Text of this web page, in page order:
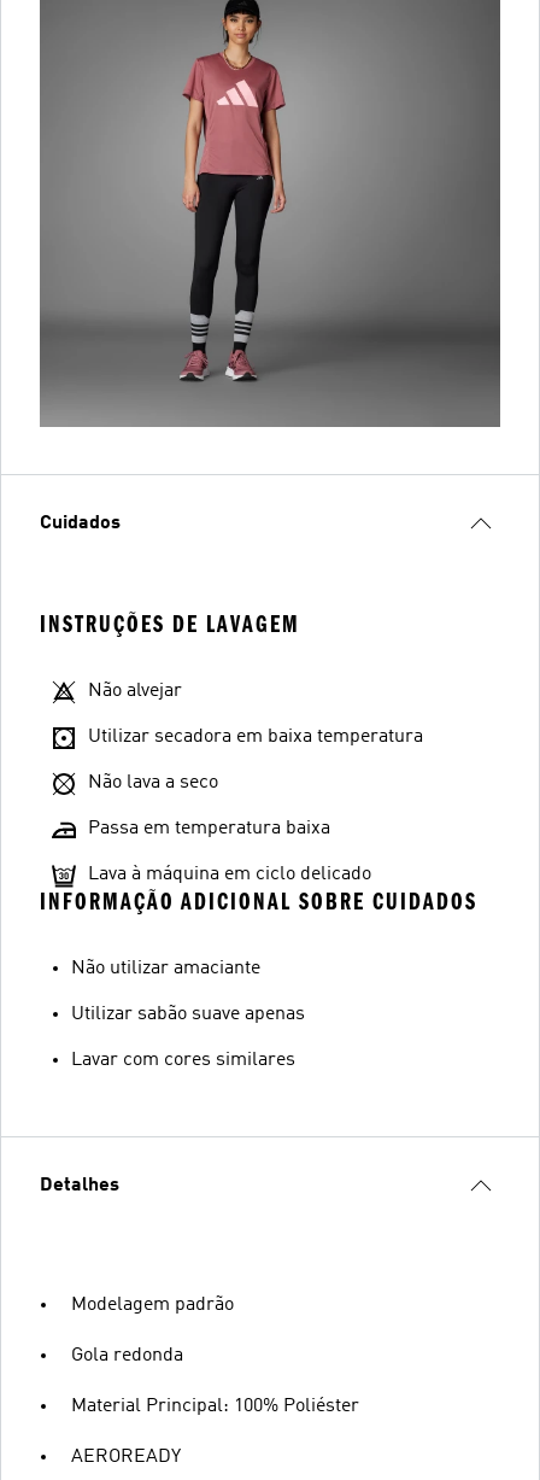
Cuidados
INSTRUÇÕES DE LAVAGEM
Não alvejar
Utilizar secadora em baixa temperatura
Não lava a seco
Passa em temperatura baixa
Lava à máquina em ciclo delicado
INFORMAÇÃO ADICIONAL SOBRE CUIDADOS
Não utilizar amaciante
Utilizar sabão suave apenas
Lavar com cores similares
Detalhes
Modelagem padrão
Gola redonda
Material Principal: 100% Poliéster
AEROREADY